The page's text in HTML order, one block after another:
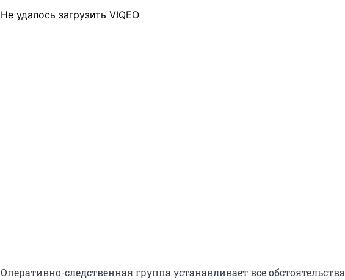
Не удалось загрузить VIQEO
Оперативно-следственная группа устанавливает все обстоятельства